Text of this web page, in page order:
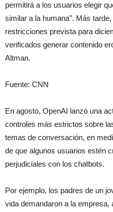
permitirá a los usuarios elegir
similar a la humana”. Más
restricciones prevista para
verificados generar contenido
Altman.
Fuente: CNN
En agosto, OpenAI lanzó una
controles más estrictos sobre
temas de conversación, en
de que algunos usuarios estén
perjudiciales con los chatbots.
Por ejemplo, los padres de un
vida demandaron a la empresa,